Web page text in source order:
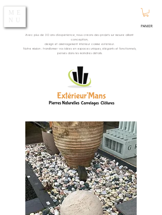
PANIER
Avec plus de 30 ans d’expérience, nous créons des projets sur mesure alliant
conception,
design et aménagement intérieur comme extérieur.
Notre mission : transformer vos idées en espaces uniques, élégants et fonctionnels,
pensés dans les moindres détails.
ME
NU